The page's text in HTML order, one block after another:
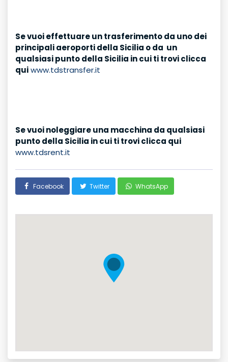
Se vuoi effettuare un trasferimento da uno dei
principali aeroporti della Sicilia o da un
qualsiasi punto della Sicilia in cui ti trovi clicca
quiwww.tdstransfer.it
Se vuoi noleggiare una macchina da qualsiasi
punto della Sicilia in cui ti trovi clicca qui
www.tdsrent.it
Facebook Twitter WhatsApp